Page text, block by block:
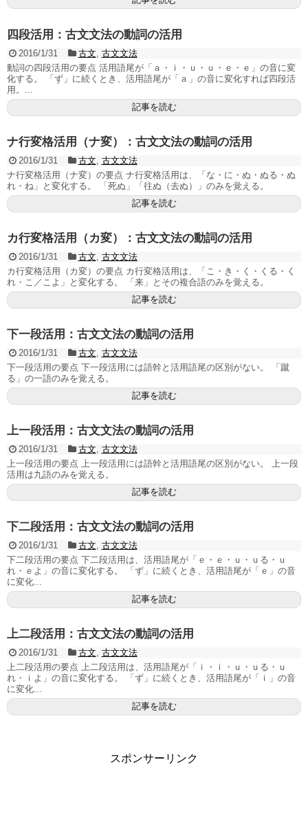
四段活用：古文文法の動詞の活用
2016/1/31 古文, 古文文法
動詞の四段活用の要点 活用語尾が「ａ・ｉ・ｕ・ｕ・ｅ・ｅ」の音に変
化する。 「ず」に続くとき、活用語尾が「ａ」の音に変化すれば四段活
用。...
記事を読む
ナ行変格活用（ナ変）：古文文法の動詞の活用
2016/1/31 古文, 古文文法
ナ行変格活用（ナ変）の要点 ナ行変格活用は、「な・に・ぬ・ぬる・ぬ
れ・ね」と変化する。 「死ぬ」「往ぬ（去ぬ）」のみを覚える。
記事を読む
カ行変格活用（カ変）：古文文法の動詞の活用
2016/1/31 古文, 古文文法
カ行変格活用（カ変）の要点 カ行変格活用は、「こ・き・く・くる・く
れ・こ／こよ」と変化する。 「来」とその複合語のみを覚える。
記事を読む
下一段活用：古文文法の動詞の活用
2016/1/31 古文, 古文文法
下一段活用の要点 下一段活用には語幹と活用語尾の区別がない。 「蹴
る」の一語のみを覚える。
記事を読む
上一段活用：古文文法の動詞の活用
2016/1/31 古文, 古文文法
上一段活用の要点 上一段活用には語幹と活用語尾の区別がない。 上一段
活用は九語のみを覚える。
記事を読む
下二段活用：古文文法の動詞の活用
2016/1/31 古文, 古文文法
下二段活用の要点 下二段活用は、活用語尾が「ｅ・ｅ・ｕ・ｕる・ｕ
れ・ｅよ」の音に変化する。 「ず」に続くとき、活用語尾が「ｅ」の音
に変化...
記事を読む
上二段活用：古文文法の動詞の活用
2016/1/31 古文, 古文文法
上二段活用の要点 上二段活用は、活用語尾が「ｉ・ｉ・ｕ・ｕる・ｕ
れ・ｉよ」の音に変化する。 「ず」に続くとき、活用語尾が「ｉ」の音
に変化...
記事を読む
スポンサーリンク